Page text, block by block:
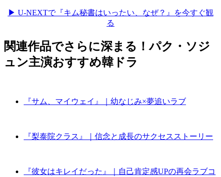
▶ U-NEXTで『キム秘書はいったい、なぜ？』を今すぐ観
る
関連作品でさらに深まる！パク・ソジ
ュン主演おすすめ韓ドラ
『サム、マイウェイ』｜幼なじみ×夢追いラブ
『梨泰院クラス』｜信念と成長のサクセスストーリー
『彼女はキレイだった』｜自己肯定感UPの再会ラブコ